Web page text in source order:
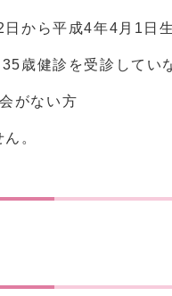
ら平成4年4月1日生
歳健診を受診してい
がない方
。